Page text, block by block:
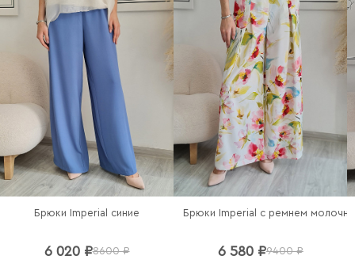
Брюки Imperial синие
6 020 ₽8600 ₽
Брюки Imperial c ремнем
6 580 ₽9400 ₽